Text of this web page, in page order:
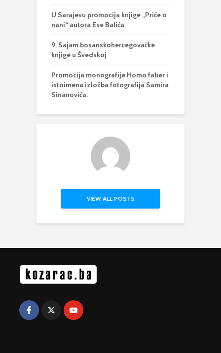
U Sarajevu promocija knjige „Priče o
nani“ autora Ese Balića
9. Sajam bosanskohercegovačke
knjige u Švedskoj
Promocija monografije Homo faber i
istoimena izložba fotografija Samira
Sinanovića.
VIEW ALL POSTS